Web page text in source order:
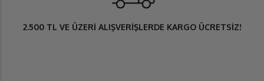
2.500 TL VE ÜZERİ ALIŞVERİŞLERDE KARGO ÜCRETSİZ!